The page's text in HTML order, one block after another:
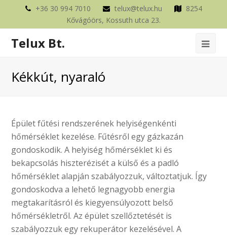
+36 30 994 7010 telux@telux.hu
8254
Kővágóörs, Kossuth utca 23.
Telux Bt.
Kékkút, nyaraló
Épület fűtési rendszerének helyiségenkénti
hőmérséklet kezelése. Fűtésről egy gázkazán
gondoskodik. A helyiség hőmérséklet ki és
bekapcsolás hiszterézisét a külső és a padló
hőmérséklet alapján szabályozzuk, változtatjuk. Így
gondoskodva a lehető legnagyobb energia
megtakarításról és kiegyensúlyozott belső
hőmérsékletről. Az épület szellőztetését is
szabályozzuk egy rekuperátor kezelésével. A